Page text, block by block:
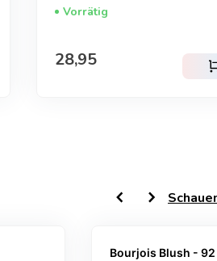
Vorrätig
Regulärer Preis
28,95
chevron_left chevron_right
Bourjois Blush - 92